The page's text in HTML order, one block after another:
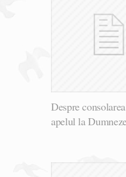
Despre
apelul la